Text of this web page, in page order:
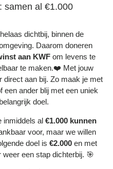
samen al €1.000
dichtbij, binnen de
Daarom doneren
aan KWF om levens te
te maken.❤️ Met jouw
direct aan bij. Zo maak je met
een ander blij met een uniek
doel.
inmiddels al €1.000 kunnen
voor, maar we willen
doel is €2.000 en met
een stap dichterbij. 🎯